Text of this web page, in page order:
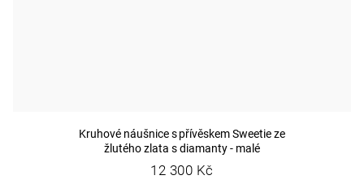
Kruhové náušnice s přívěskem Sweetie ze
žlutého zlata s diamanty - malé
12 300 Kč